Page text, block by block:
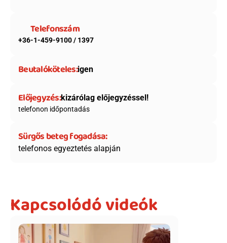
Telefonszám
+36-1-459-9100 / 1397
Beutalóköteles:igen
Előjegyzés:kizárólag előjegyzéssel!
telefonon időpontadás
Sürgős beteg fogadása:
telefonos egyeztetés alapján
Kapcsolódó videók